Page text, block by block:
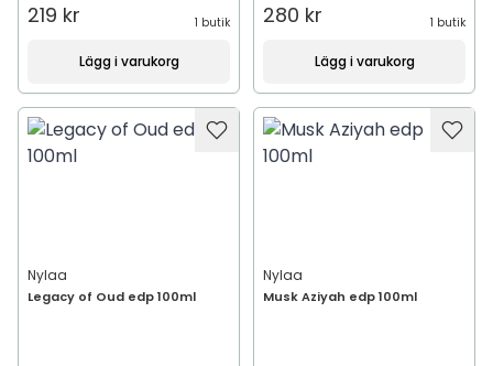
219 kr 1 butik
Lägg i varukorg
280 kr 1 butik
Lägg i varukorg
Nylaa
Legacy of Oud edp 100ml
Nylaa
Musk Aziyah edp 100ml